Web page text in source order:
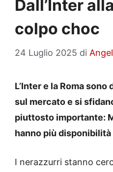
Dall’Inter
colpo choc
24 Luglio 2025 di
L’Inter e la Roma
sul mercato e si
piuttosto importante:
hanno più
I nerazzurri stanno